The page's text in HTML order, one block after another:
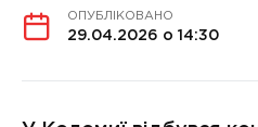
ОПУБЛІКОВАНО
29.04.2026 о 14:30